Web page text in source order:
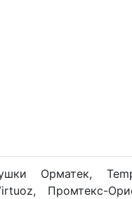
Орматек,
Промтекс-